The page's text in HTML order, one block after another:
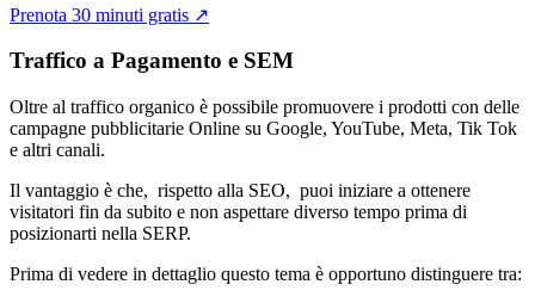
Prenota 30 minuti gratis ↗
Traffico a Pagamento e SEM
Oltre al traffico organico è possibile promuovere i prodotti con delle
campagne pubblicitarie Online su Google, YouTube, Meta, Tik Tok
e altri canali.
Il vantaggio è che, rispetto alla SEO, puoi iniziare a ottenere
visitatori fin da subito e non aspettare diverso tempo prima di
posizionarti nella SERP.
Prima di vedere in dettaglio questo tema è opportuno distinguere tra: